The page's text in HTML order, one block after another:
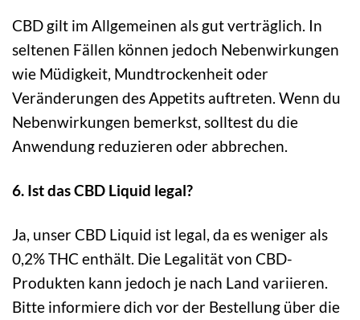
CBD gilt im Allgemeinen als gut verträglich. In
seltenen Fällen können jedoch Nebenwirkungen
wie Müdigkeit, Mundtrockenheit oder
Veränderungen des Appetits auftreten. Wenn du
Nebenwirkungen bemerkst, solltest du die
Anwendung reduzieren oder abbrechen.
6. Ist das CBD Liquid legal?
Ja, unser CBD Liquid ist legal, da es weniger als
0,2% THC enthält. Die Legalität von CBD-
Produkten kann jedoch je nach Land variieren.
Bitte informiere dich vor der Bestellung über die